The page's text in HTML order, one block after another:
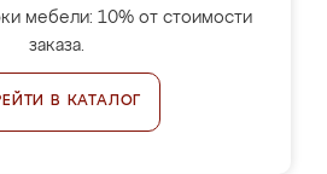
мебели: 10% от стоимости
заказа.
В КАТАЛОГ